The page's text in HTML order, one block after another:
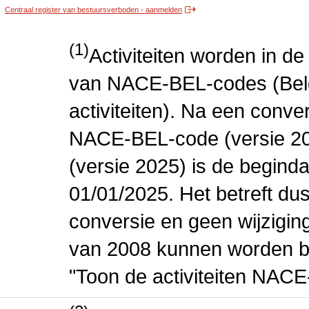
Centraal register van bestuursverboden - aanmelden
(1)Activiteiten worden in
van NACE-BEL-codes
activiteiten). Na een
NACE-BEL-code (versie
(versie 2025) is de
01/01/2025. Het betreft
conversie en geen
van 2008 kunnen worden
"Toon de activiteiten